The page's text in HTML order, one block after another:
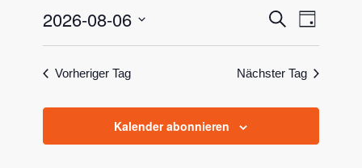
August
2026 Suche
und
SucheTag
2026-08-06
Vorheriger Tag Nächster Tag
Kalender abonnieren